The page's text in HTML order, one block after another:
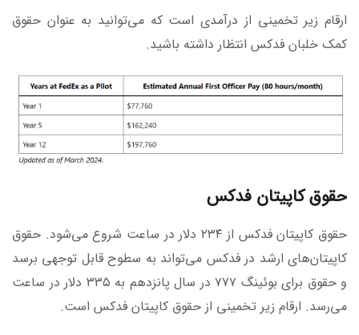
ارقام زیر تخمینی از درآمدی است که می‌توانید به عنوان حقوق
کمک خلبان فدکس انتظار داشته باشید.
حقوق کاپیتان فدکس
حقوق کاپیتان فدکس از ۲۳۴ دلار در ساعت شروع می‌شود. حقوق
کاپیتان‌های ارشد در فدکس می‌تواند به سطوح قابل توجهی برسد
و حقوق برای بوئینگ ۷۷۷ در سال پانزدهم به ۳۳۵ دلار در ساعت
می‌رسد. ارقام زیر تخمینی از حقوق کاپیتان فدکس است.